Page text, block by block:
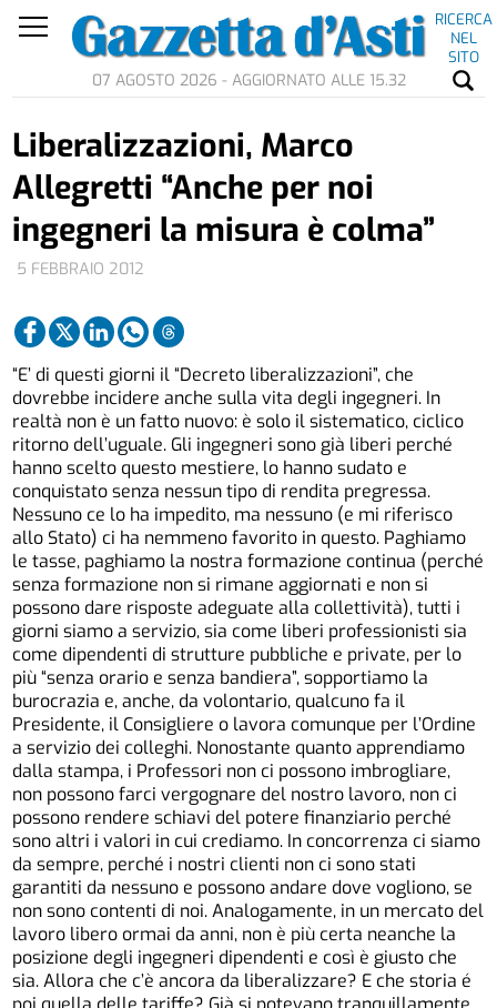
RICERCA
NEL
SITO
07 AGOSTO 2026 - AGGIORNATO ALLE 15.32
5 FEBBRAIO 2012
Liberalizzazioni, Marco
Allegretti “Anche per noi
ingegneri la misura è colma”
“E’ di questi giorni il “Decreto liberalizzazioni”, che
dovrebbe incidere anche sulla vita degli ingegneri. In
realtà non è un fatto nuovo: è solo il sistematico, ciclico
ritorno dell’uguale. Gli ingegneri sono già liberi perché
hanno scelto questo mestiere, lo hanno sudato e
conquistato senza nessun tipo di rendita pregressa.
Nessuno ce lo ha impedito, ma nessuno (e mi riferisco
allo Stato) ci ha nemmeno favorito in questo. Paghiamo
le tasse, paghiamo la nostra formazione continua (perché
senza formazione non si rimane aggiornati e non si
possono dare risposte adeguate alla collettività), tutti i
giorni siamo a servizio, sia come liberi professionisti sia
come dipendenti di strutture pubbliche e private, per lo
più “senza orario e senza bandiera”, sopportiamo la
burocrazia e, anche, da volontario, qualcuno fa il
Presidente, il Consigliere o lavora comunque per l’Ordine
a servizio dei colleghi. Nonostante quanto apprendiamo
dalla stampa, i Professori non ci possono imbrogliare,
non possono farci vergognare del nostro lavoro, non ci
possono rendere schiavi del potere finanziario perché
sono altri i valori in cui crediamo. In concorrenza ci siamo
da sempre, perché i nostri clienti non ci sono stati
garantiti da nessuno e possono andare dove vogliono, se
non sono contenti di noi. Analogamente, in un mercato del
lavoro libero ormai da anni, non è più certa neanche la
posizione degli ingegneri dipendenti e così è giusto che
sia. Allora che c’è ancora da liberalizzare? E che storia é